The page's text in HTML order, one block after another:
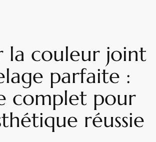
la couleur joint
parfaite :
complet pour
réussie